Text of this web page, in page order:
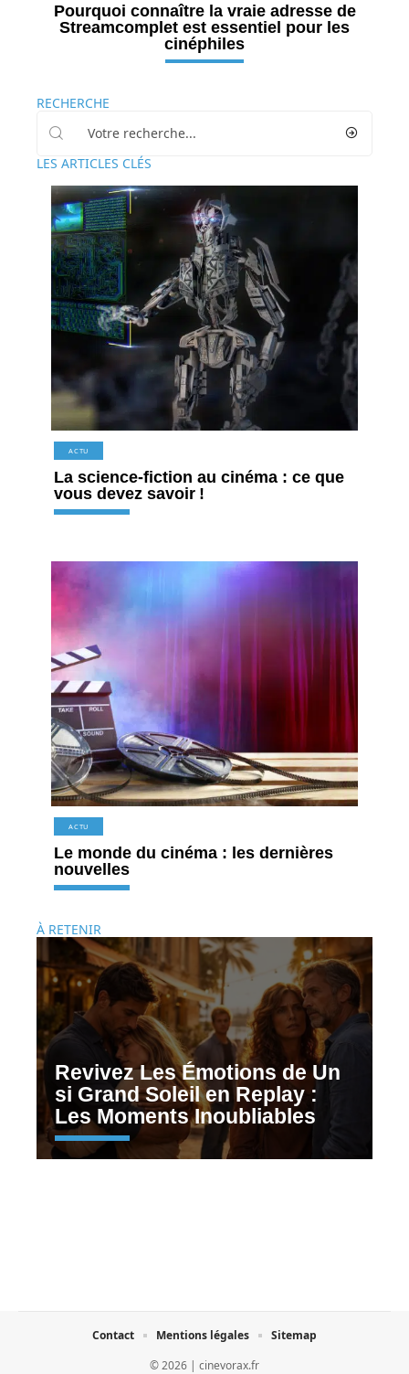
Pourquoi connaître la vraie adresse de
Streamcomplet est essentiel pour les
cinéphiles
RECHERCHE
LES ARTICLES CLÉS
ACTU
La science-fiction au cinéma : ce que
vous devez savoir !
ACTU
Le monde du cinéma : les dernières
nouvelles
À RETENIR
Revivez Les Émotions de Un
si Grand Soleil en Replay :
Les Moments Inoubliables
© 2026 | cinevorax.fr
Contact Mentions légales Sitemap